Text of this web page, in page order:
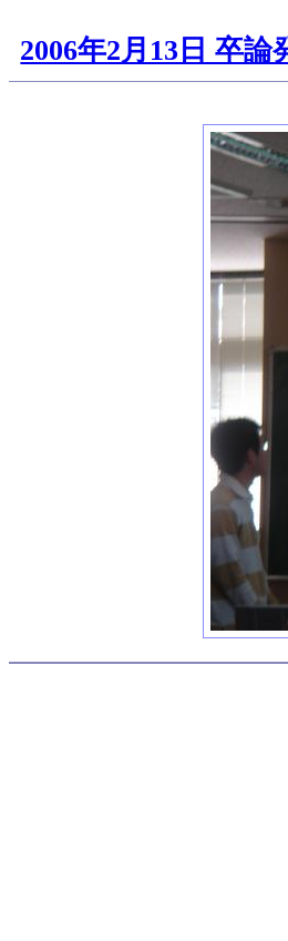
2006年2月13日 卒論